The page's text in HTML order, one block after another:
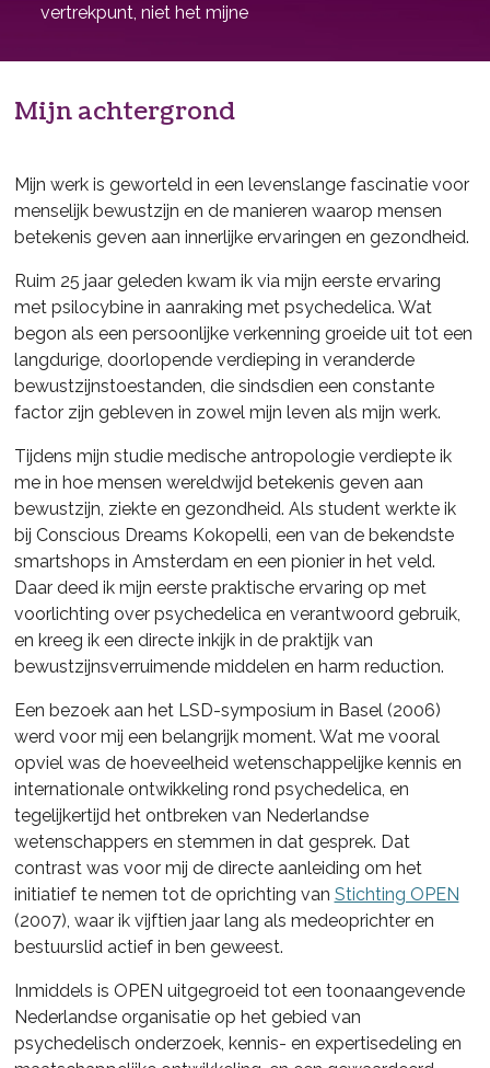
vertrekpunt, niet het mijne
Mijn achtergrond
Mijn werk is geworteld in een levenslange fascinatie voor
menselijk bewustzijn en de manieren waarop mensen
betekenis geven aan innerlijke ervaringen en gezondheid.
Ruim 25 jaar geleden kwam ik via mijn eerste ervaring
met psilocybine in aanraking met psychedelica. Wat
begon als een persoonlijke verkenning groeide uit tot een
langdurige, doorlopende verdieping in veranderde
bewustzijnstoestanden, die sindsdien een constante
factor zijn gebleven in zowel mijn leven als mijn werk.
Tijdens mijn studie medische antropologie verdiepte ik
me in hoe mensen wereldwijd betekenis geven aan
bewustzijn, ziekte en gezondheid. Als student werkte ik
bij Conscious Dreams Kokopelli, een van de bekendste
smartshops in Amsterdam en een pionier in het veld.
Daar deed ik mijn eerste praktische ervaring op met
voorlichting over psychedelica en verantwoord gebruik,
en kreeg ik een directe inkijk in de praktijk van
bewustzijnsverruimende middelen en harm reduction.
Een bezoek aan het LSD-symposium in Basel (2006)
werd voor mij een belangrijk moment. Wat me vooral
opviel was de hoeveelheid wetenschappelijke kennis en
internationale ontwikkeling rond psychedelica, en
tegelijkertijd het ontbreken van Nederlandse
wetenschappers en stemmen in dat gesprek. Dat
contrast was voor mij de directe aanleiding om het
initiatief te nemen tot de oprichting van Stichting OPEN
(2007), waar ik vijftien jaar lang als medeoprichter en
bestuurslid actief in ben geweest.
Inmiddels is OPEN uitgegroeid tot een toonaangevende
Nederlandse organisatie op het gebied van
psychedelisch onderzoek, kennis- en expertisedeling en